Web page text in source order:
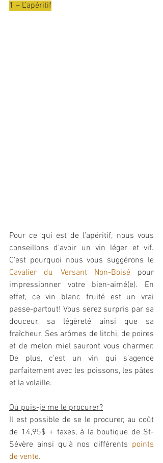
1 – L’apéritif
Pour ce qui est de l’apéritif, nous vous
conseillons d’avoir un vin léger et vif.
Cavalier du Versant Non-Boisé pour
impressionner votre bien-aimé(e). En
effet, ce vin blanc fruité est un vrai
passe-partout! Vous serez surpris par sa
douceur, sa légèreté ainsi que sa
fraîcheur. Ses arômes de litchi, de poires
et de melon miel sauront vous charmer.
De plus, c’est un vin qui s’agence
parfaitement avec les poissons, les pâtes
et la volaille.
Où puis-je me le procurer?
Il est possible de se le procurer, au coût
de 14,95$ + taxes, à la boutique de St-
Sévère ainsi qu’à nos différents points
de vente.